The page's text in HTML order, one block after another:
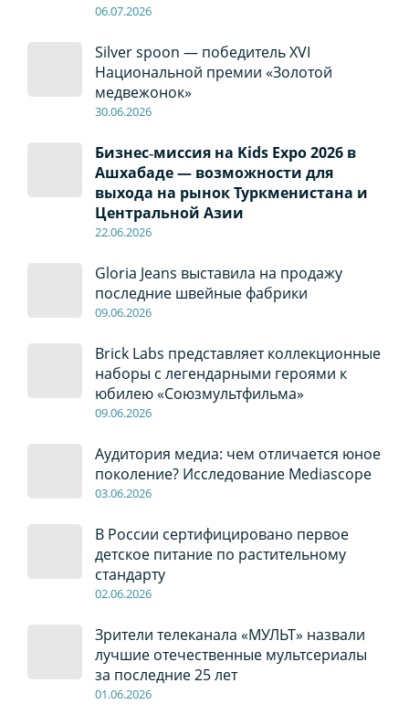
06.07.2026
Silver spoon — победитель XVI
Национальной премии «Золотой
медвежонок»
30.06.2026
Бизнес‑миссия на Kids Expo 2026 в
Ашхабаде — возможности для
выхода на рынок Туркменистана и
Центральной Азии
22.06.2026
Gloria Jeans выставила на продажу
последние швейные фабрики
09.06.2026
Brick Labs представляет коллекционные
наборы с легендарными героями к
юбилею «Союзмультфильма»
09.06.2026
Аудитория медиа: чем отличается юное
поколение? Исследование Mediascope
03.06.2026
В России сертифицировано первое
детское питание по растительному
стандарту
02.06.2026
Зрители телеканала «МУЛЬТ» назвали
лучшие отечественные мультсериалы
за последние 25 лет
01.06.2026